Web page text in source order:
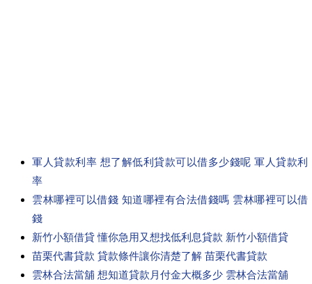
軍人貸款利率 想了解低利貸款可以借多少錢呢 軍人貸款利
率
雲林哪裡可以借錢 知道哪裡有合法借錢嗎 雲林哪裡可以借
錢
新竹小額借貸 懂你急用又想找低利息貸款 新竹小額借貸
苗栗代書貸款 貸款條件讓你清楚了解 苗栗代書貸款
雲林合法當舖 想知道貸款月付金大概多少 雲林合法當舖